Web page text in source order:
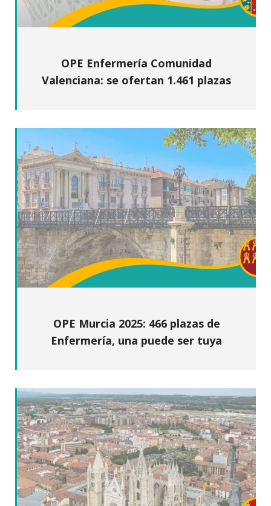
OPE Enfermería Comunidad
Valenciana: se ofertan 1.461 plazas
OPE Murcia 2025: 466 plazas de
Enfermería, una puede ser tuya